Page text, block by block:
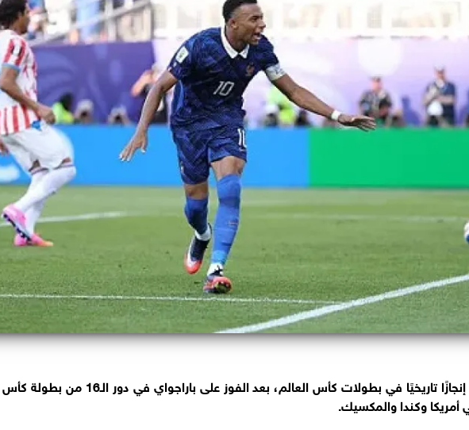
حقق منتخب فرنسا، إنجازًا تاريخيًا في بطولات كأس العالم، بعد الفوز على